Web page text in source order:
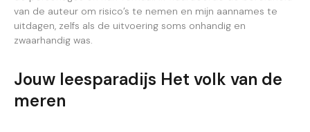
van de auteur om risico’s te nemen en mijn aannames te
uitdagen, zelfs als de uitvoering soms onhandig en
zwaarhandig was.
Jouw leesparadijs Het volk van de
meren